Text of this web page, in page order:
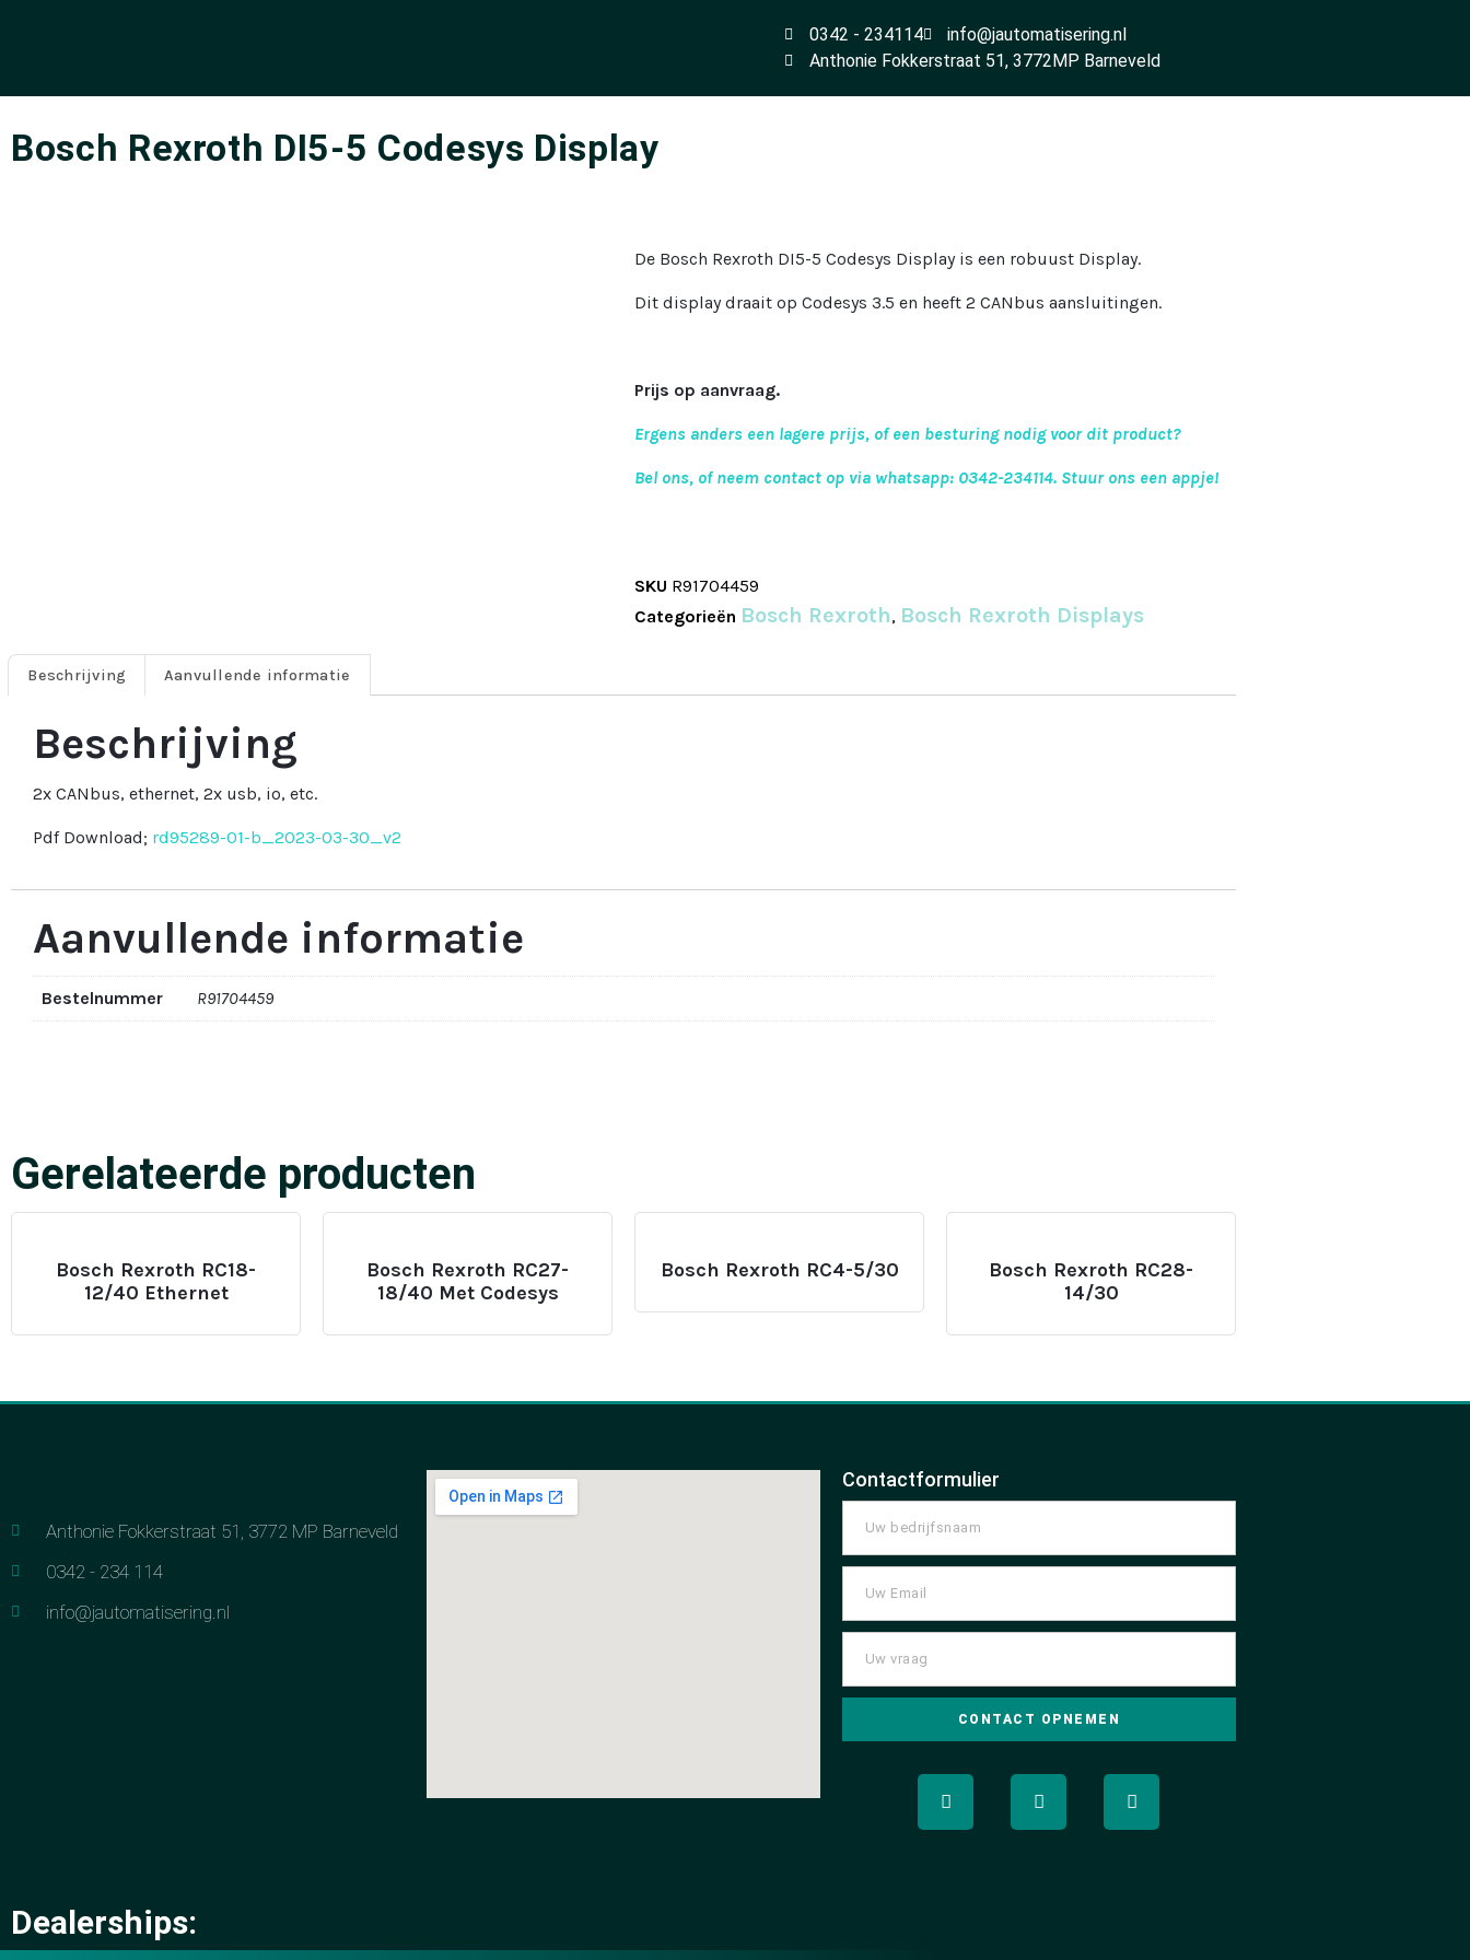
0342 - 234114
info@jautomatisering.nl
Anthonie Fokkerstraat 51, 3772MP Barneveld
Bosch Rexroth DI5-5 Codesys Display
De Bosch Rexroth DI5-5 Codesys Display is een robuust Display.
Dit display draait op Codesys 3.5 en heeft 2 CANbus aansluitingen.
Prijs op aanvraag.
Ergens anders een lagere prijs, of een besturing nodig voor dit product?
Bel ons, of neem contact op via whatsapp: 0342-234114. Stuur ons een appje!
SKU R91704459
Categorieën Bosch Rexroth, Bosch Rexroth Displays
Beschrijving Aanvullende informatie
Beschrijving
2x CANbus, ethernet, 2x usb, io, etc.
Pdf Download; rd95289-01-b_2023-03-30_v2
Aanvullende informatie
Bestelnummer R91704459
Gerelateerde producten
Bosch Rexroth RC18-
12/40 Ethernet
Bosch Rexroth RC27-
18/40 Met Codesys
Bosch Rexroth RC4-5/30
Bosch Rexroth RC28-
14/30
Anthonie Fokkerstraat 51, 3772 MP Barneveld
0342 - 234 114
info@jautomatisering.nl
Contactformulier
CONTACT OPNEMEN
Dealerships: